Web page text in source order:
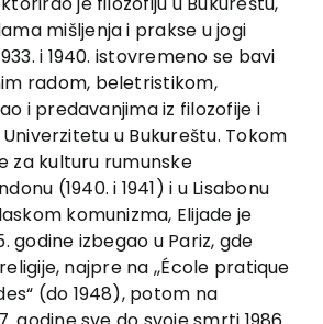
mišljenja i prakse u jogi
i 1940. istovremeno se bavi
radom, beletristikom,
i predavanjima iz filozofije i
u Bukureštu. Tokom
za kulturu rumunske
(1940. i 1941) i u Lisabonu
komunizma, Elijade je
godine izbegao u Pariz, gde
najpre na ,,École pratique
(do 1948), potom na